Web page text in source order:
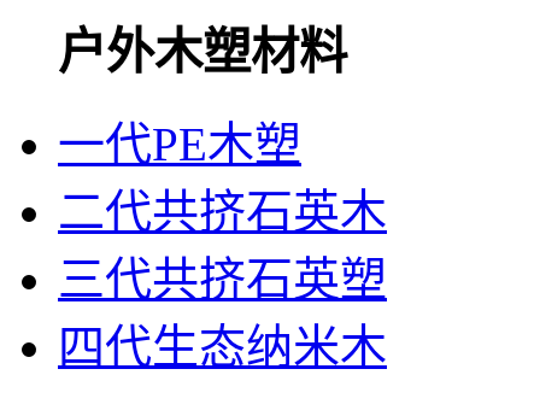
户外木塑材料
一代PE木塑
二代共挤石英木
三代共挤石英塑
四代生态纳米木